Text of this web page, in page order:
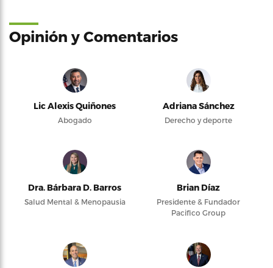
Opinión y Comentarios
Lic Alexis Quiñones
Abogado
Adriana Sánchez
Derecho y deporte
Dra. Bárbara D. Barros
Salud Mental & Menopausia
Brian Díaz
Presidente & Fundador
Pacifico Group